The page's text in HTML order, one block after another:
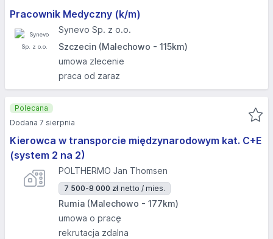
Pracownik Medyczny (k/m)
Synevo Sp. z o.o.
Szczecin (Malechowo - 115km)
umowa zlecenie
praca od zaraz
Kierowca w transporcie międzynarodowym kat. C+E
(system 2 na 2)
POLTHERMO Jan Thomsen
7 500-8 000 zł netto / mies.
Rumia (Malechowo - 177km)
umowa o pracę
rekrutacja zdalna
Polecana
Dodana 7 sierpnia